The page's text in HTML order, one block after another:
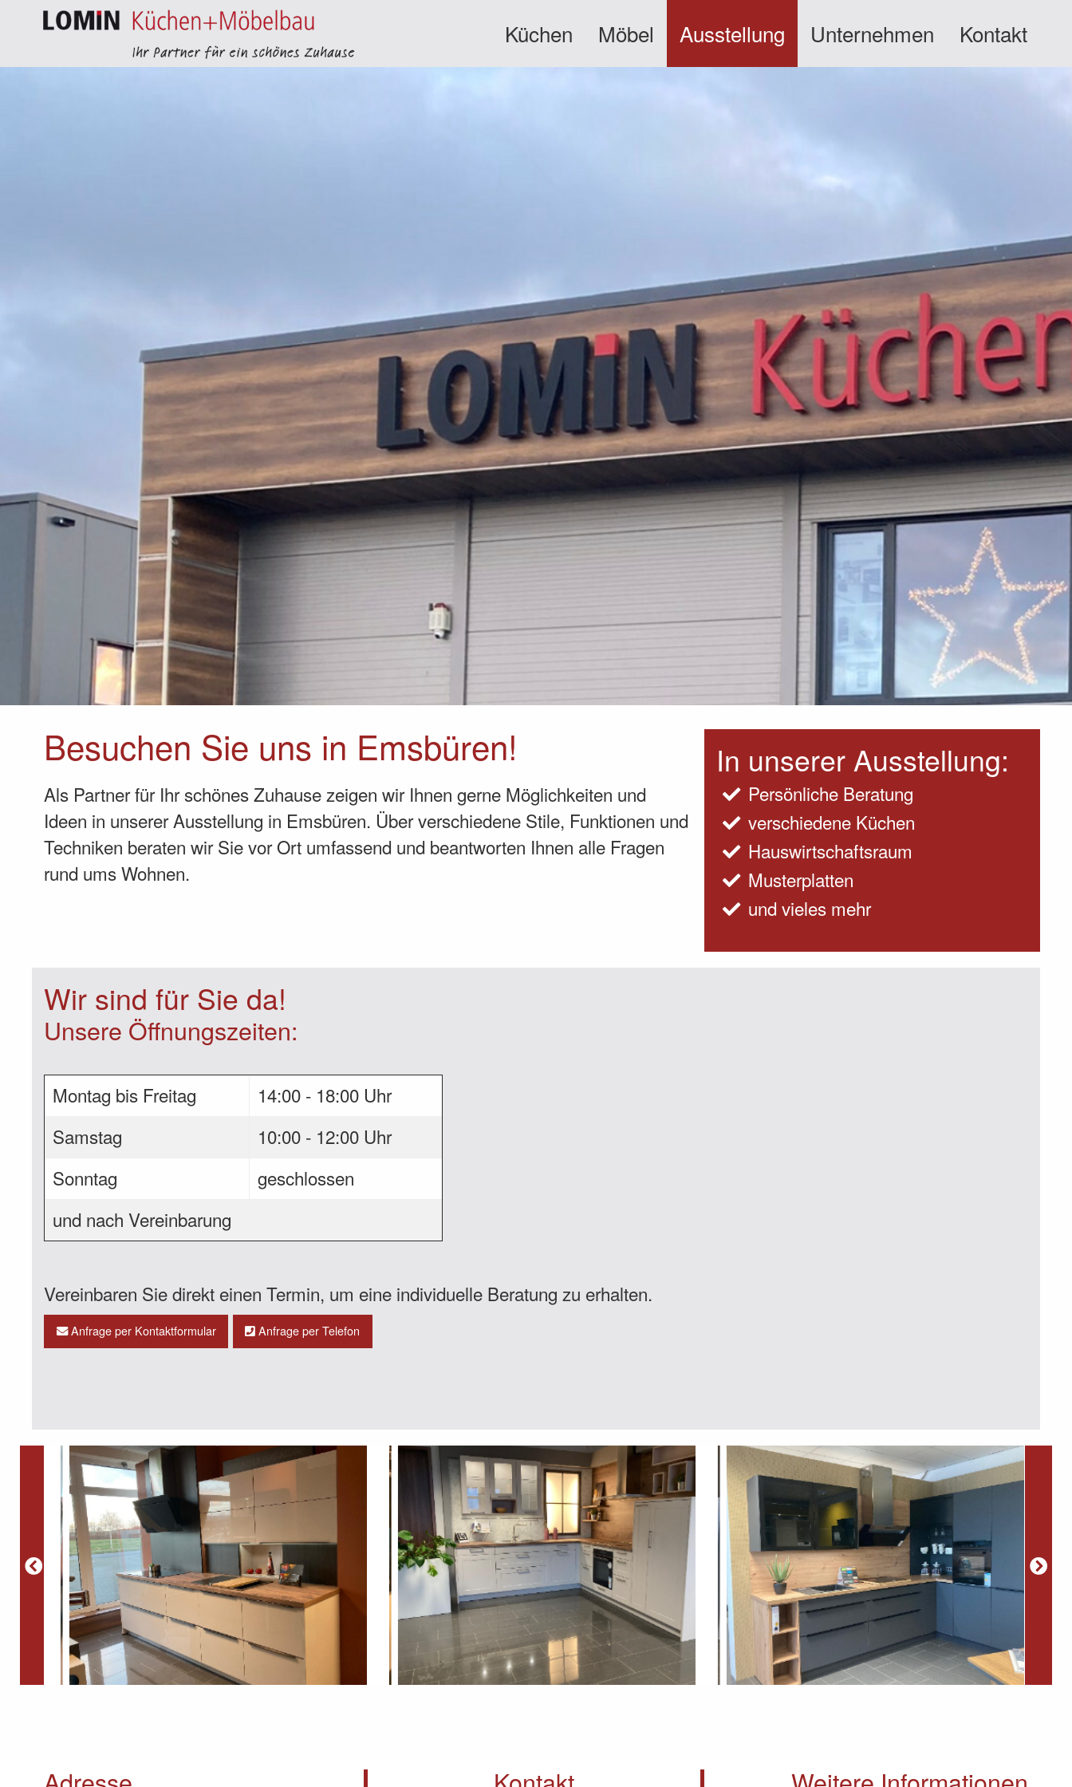
Küchen Möbel Ausstellung Unternehmen Kontakt
Besuchen Sie uns in Emsbüren!
Als Partner für Ihr schönes Zuhause zeigen wir Ihnen gerne Möglichkeiten und
Ideen in unserer Ausstellung in Emsbüren. Über verschiedene Stile, Funktionen und
Techniken beraten wir Sie vor Ort umfassend und beantworten Ihnen alle Fragen
rund ums Wohnen.
In unserer Ausstellung:
Persönliche Beratung
verschiedene Küchen
Hauswirtschaftsraum
Musterplatten
und vieles mehr
Wir sind für Sie da!
Unsere Öffnungszeiten:
Montag bis Freitag
14:00 - 18:00 Uhr
Samstag
10:00 - 12:00 Uhr
Sonntag
geschlossen
und nach Vereinbarung
Vereinbaren Sie direkt einen Termin, um eine individuelle Beratung zu erhalten.
Anfrage per Kontaktformular Anfrage per Telefon